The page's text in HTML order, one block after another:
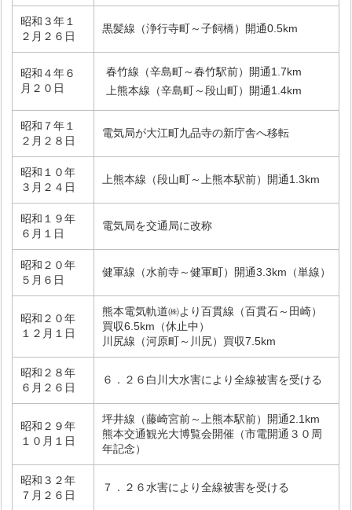
昭和３年１
２月２６日
黒髪線（浄行寺町～子飼橋）開通0.5km
昭和４年６
月２０日
春竹線（辛島町～春竹駅前）開通1.7km
上熊本線（辛島町～段山町）開通1.4km
昭和７年１
２月２８日
電気局が大江町九品寺の新庁舎へ移転
昭和１０年
３月２４日
上熊本線（段山町～上熊本駅前）開通1.3km
昭和１９年
６月１日
電気局を交通局に改称
昭和２０年
５月６日
健軍線（水前寺～健軍町）開通3.3km（単線）
昭和２０年
１２月１日
熊本電気軌道㈱より百貫線（百貫石～田崎）
買収6.5km（休止中）
川尻線（河原町～川尻）買収7.5km
昭和２８年
６月２６日
６．２６白川大水害により全線被害を受ける
昭和２９年
１０月１日
坪井線（藤崎宮前～上熊本駅前）開通2.1km
熊本交通観光大博覧会開催（市電開通３０周
年記念）
昭和３２年
７月２６日
７．２６水害により全線被害を受ける